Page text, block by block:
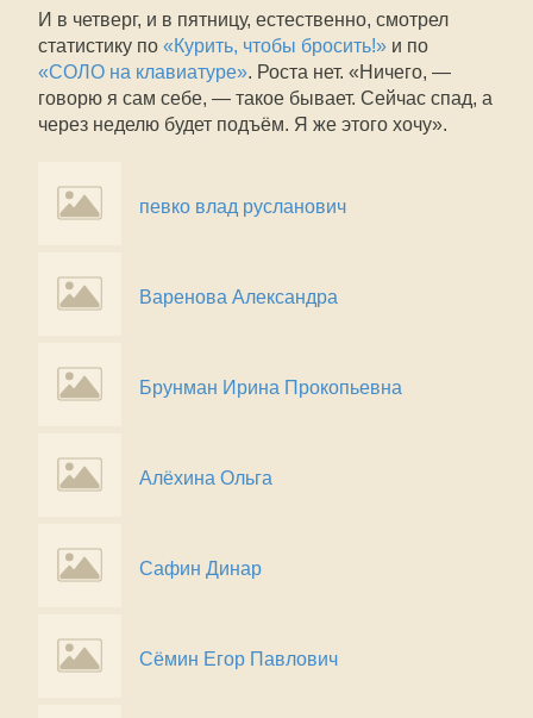
И в четверг, и в пятницу, естественно, смотрел
статистику по «Курить, чтобы бросить!» и по
«СОЛО на клавиатуре». Роста нет. «Ничего, —
говорю я сам себе, — такое бывает. Сейчас спад, а
через неделю будет подъём. Я же этого хочу».
певко влад русланович
Варенова Александра
Брунман Ирина Прокопьевна
Алёхина Ольга
Сафин Динар
Сёмин Егор Павлович